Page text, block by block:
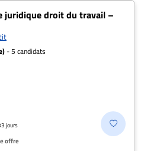
juridique droit du travail –
- 5 candidats
jours
offre